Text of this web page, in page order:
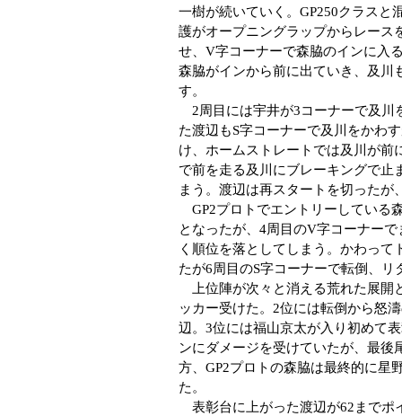
一樹が続いていく。GP250クラスと
護がオープニングラップからレース
せ、V字コーナーで森脇のインに入
森脇がインから前に出ていき、及川
す。
2周目には宇井が3コーナーで及川
た渡辺もS字コーナーで及川をかわ
け、ホームストレートでは及川が前
で前を走る及川にブレーキングで止
まう。渡辺は再スタートを切った
GP2プロトでエントリーしている
となったが、4周目のV字コーナー
く順位を落としてしまう。かわっ
たが6周目のS字コーナーで転倒、リ
上位陣が次々と消える荒れた展開
ッカー受けた。2位には転倒から怒
辺。3位には福山京太が入り初めて
ンにダメージを受けていたが、最
方、GP2プロトの森脇は最終的に星
た。
表彰台に上がった渡辺が62までポ